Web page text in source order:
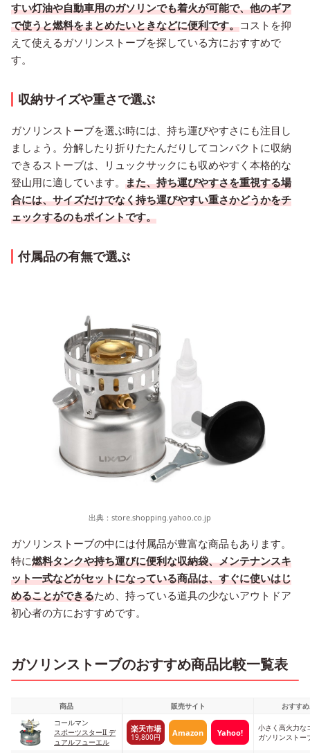
すい灯油や自動車用のガソリンでも着火が可能で、他のギア
で使うと燃料をまとめたいときなどに便利です。コストを抑
えて使えるガソリンストーブを探している方におすすめで
す。
収納サイズや重さで選ぶ
ガソリンストーブを選ぶ時には、持ち運びやすさにも注目し
ましょう。分解したり折りたたんだりしてコンパクトに収納
できるストーブは、リュックサックにも収めやすく本格的な
登山用に適しています。 また、持ち運びやすさを重視する場
合には、サイズだけでなく持ち運びやすい重さかどうかをチ
ェックするのもポイントです。
付属品の有無で選ぶ
出典： store.shopping.yahoo.co.jp
ガソリンストーブの中には付属品が豊富な商品もあります。
特に燃料タンクや持ち運びに便利な収納袋、メンテナンスキ
ット一式などがセットになっている商品は、すぐに使いはじ
めることができるため、持っている道具の少ないアウトドア
初心者の方におすすめです。
ガソリンストーブのおすすめ商品比較一覧表
商品 販売サイト
おすす
コールマン
スポーツスターII デ
ュアルフューエル
楽天市場
19,800円 Amazon Yahoo!
小さく高火力な
ガソリンストー